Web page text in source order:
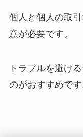
個人と個人の取
意が必要です。
トラブルを避け
のがおすすめです